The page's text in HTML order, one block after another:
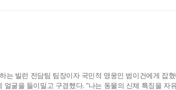
는 빌런 전담팀 팀장이자 국민적 영웅인 범이건에게 잡
굴을 들이밀고 구경했다. “나는 동물의 신체 특징을 자